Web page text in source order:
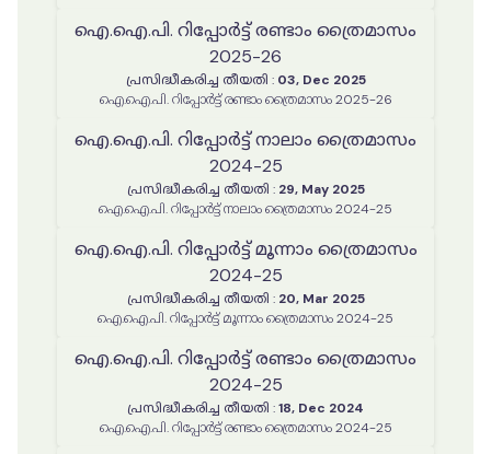
ഐ.ഐ.പി. റിപ്പോർട്ട് രണ്ടാം ത്രൈമാസം
2025-26
പ്രസിദ്ധീകരിച്ച തീയതി : 03, Dec 2025
ഐ.ഐ.പി. റിപ്പോർട്ട് രണ്ടാം ത്രൈമാസം 2025-26
ഐ.ഐ.പി. റിപ്പോർട്ട് നാലാം ത്രൈമാസം
2024-25
പ്രസിദ്ധീകരിച്ച തീയതി : 29, May 2025
ഐ.ഐ.പി. റിപ്പോർട്ട് നാലാം ത്രൈമാസം 2024-25
ഐ.ഐ.പി. റിപ്പോർട്ട് മൂന്നാം ത്രൈമാസം
2024-25
പ്രസിദ്ധീകരിച്ച തീയതി : 20, Mar 2025
ഐ.ഐ.പി. റിപ്പോർട്ട് മൂന്നാം ത്രൈമാസം 2024-25
ഐ.ഐ.പി. റിപ്പോർട്ട് രണ്ടാം ത്രൈമാസം
2024-25
പ്രസിദ്ധീകരിച്ച തീയതി :18, Dec 2024
ഐ.ഐ.പി. റിപ്പോർട്ട് രണ്ടാം ത്രൈമാസം 2024-25